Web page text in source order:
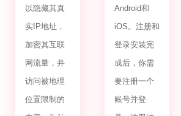
以隐藏其真
实IP地址，
加密其互联
网流量，并
访问被地理
位置限制的
Android和
iOS。注册和
登录安装完
成后，你需
要注册一个
账号并登